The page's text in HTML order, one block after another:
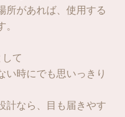
所があれば、使用する
て
い時にでも思いっきり
計なら、目も届きやす